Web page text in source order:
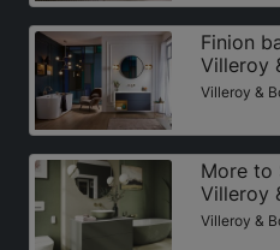
Finion
Villeroy
Villeroy &
More to
Villeroy
Villeroy &